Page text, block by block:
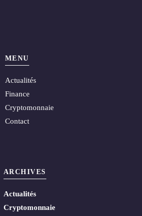
MENU
Actualités
Finance
Cryptomonnaie
Contact
ARCHIVES
Actualités
Cryptomonnaie